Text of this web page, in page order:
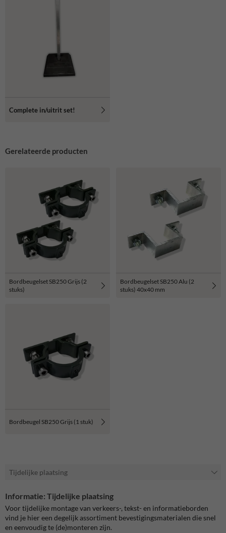
Complete in/uitrit set!
Gerelateerde producten
Bordbeugelset SB250 Grijs (2
stuks)
Bordbeugelset SB250 Alu (2
stuks) 40x40 mm
Bordbeugel SB250 Grijs (1 stuk)
Tijdelijke plaatsing
Informatie: Tijdelijke plaatsing
Voor tijdelijke montage van verkeers-, tekst- en informatieborden
vind je hier een degelijk assortiment bevestigingsmaterialen die snel
en eenvoudig te (de)monteren zijn.